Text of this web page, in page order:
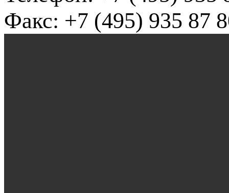
Факс: +7 (495) 935 87